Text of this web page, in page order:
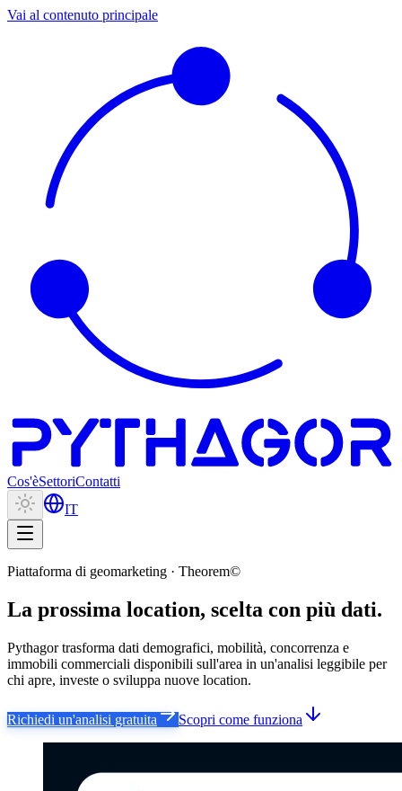
Vai al contenuto principale
Cos'èSettoriContatti
IT
Piattaforma di geomarketing · Theorem©
La prossima location, scelta con più dati.
Pythagor trasforma dati demografici, mobilità, concorrenza e
immobili commerciali disponibili sull'area in un'analisi leggibile per
chi apre, investe o sviluppa nuove location.
Richiedi un'analisi gratuita Scopri come funziona